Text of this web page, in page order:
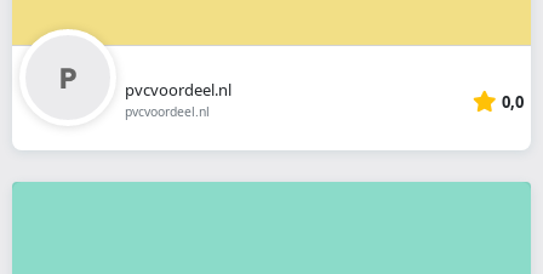
pvcvoordeel.nl
pvcvoordeel.nl 0,0